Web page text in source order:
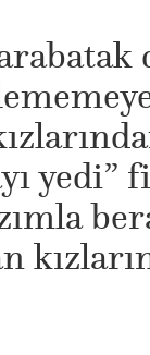
yedi”